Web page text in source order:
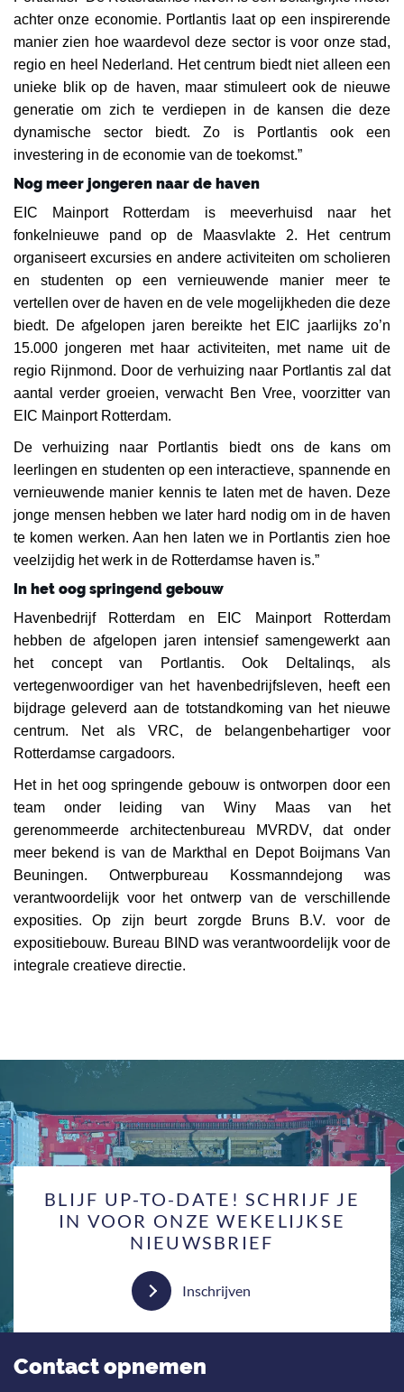
achter onze economie. Portlantis laat op een inspirerende
manier zien hoe waardevol deze sector is voor onze stad,
regio en heel Nederland. Het centrum biedt niet alleen een
unieke blik op de haven, maar stimuleert ook de nieuwe
generatie om zich te verdiepen in de kansen die deze
dynamische sector biedt. Zo is Portlantis ook een
investering in de economie van de toekomst.”
Nog meer jongeren naar de haven
EIC Mainport Rotterdam is meeverhuisd naar het
fonkelnieuwe pand op de Maasvlakte 2. Het centrum
organiseert excursies en andere activiteiten om scholieren
en studenten op een vernieuwende manier meer te
vertellen over de haven en de vele mogelijkheden die deze
biedt. De afgelopen jaren bereikte het EIC jaarlijks zo’n
15.000 jongeren met haar activiteiten, met name uit de
regio Rijnmond. Door de verhuizing naar Portlantis zal dat
aantal verder groeien, verwacht Ben Vree, voorzitter van
EIC Mainport Rotterdam.
De verhuizing naar Portlantis biedt ons de kans om
leerlingen en studenten op een interactieve, spannende en
vernieuwende manier kennis te laten met de haven. Deze
jonge mensen hebben we later hard nodig om in de haven
te komen werken. Aan hen laten we in Portlantis zien hoe
veelzijdig het werk in de Rotterdamse haven is.”
In het oog springend gebouw
Havenbedrijf Rotterdam en EIC Mainport Rotterdam
hebben de afgelopen jaren intensief samengewerkt aan
het concept van Portlantis. Ook Deltalinqs, als
vertegenwoordiger van het havenbedrijfsleven, heeft een
bijdrage geleverd aan de totstandkoming van het nieuwe
centrum. Net als VRC, de belangenbehartiger voor
Rotterdamse cargadoors.
Het in het oog springende gebouw is ontworpen door een
team onder leiding van Winy Maas van het
gerenommeerde architectenbureau MVRDV, dat onder
meer bekend is van de Markthal en Depot Boijmans Van
Beuningen. Ontwerpbureau Kossmanndejong was
verantwoordelijk voor het ontwerp van de verschillende
exposities. Op zijn beurt zorgde Bruns B.V. voor de
expositiebouw. Bureau BIND was verantwoordelijk voor de
integrale creatieve directie.
BLIJF UP-TO-DATE! SCHRIJF JE
IN VOOR ONZE WEKELIJKSE
NIEUWSBRIEF
Inschrijven
Contact opnemen